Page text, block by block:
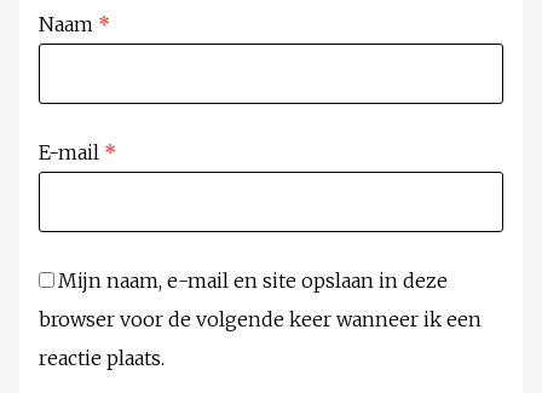
Naam *
E-mail *
Mijn naam, e-mail en site opslaan in deze
browser voor de volgende keer wanneer ik een
reactie plaats.